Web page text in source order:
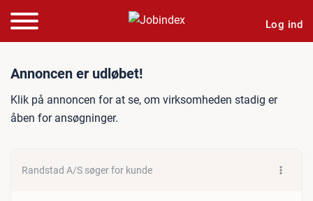
Log ind
Jobannonce:
Annoncen er udløbet!
Klik på annoncen for at se, om virksomheden stadig er
åben for ansøgninger.
Randstad A/S søger for kunde